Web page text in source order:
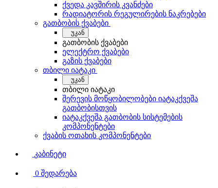
ქვედა კავშირის კვანძები
რადიატორის რეგულირების ნაკრებები
გათბობის ქვაბები
უკან
გათბობის ქვაბები
ელექტრო ქვაბები
გაზის ქვაბები
თბილი იატაკი
უკან
თბილი იატაკი
შერევის მოწყობილობები იატაკქვეშა
გათბობისთვის
იატაკქვეშა გათბობის სისტემების
კომპონენტები
ქვაბის ოთახის კომპონენტები
კაბინეტი
0 შედარება